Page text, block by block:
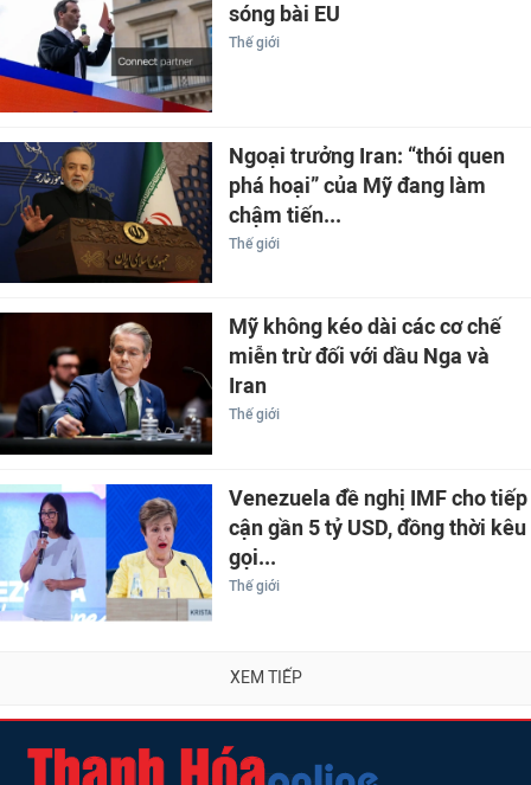
sóng bài EU
Thế giới
Ngoại trưởng Iran: “thói quen
phá hoại” của Mỹ đang làm
chậm tiến...
Thế giới
Mỹ không kéo dài các cơ chế
miễn trừ đối với dầu Nga và
Iran
Thế giới
Venezuela đề nghị IMF cho tiếp
cận gần 5 tỷ USD, đồng thời kêu
gọi...
Thế giới
XEM TIẾP